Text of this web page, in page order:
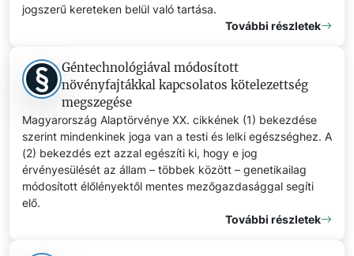
jogszerű kereteken belül való tartása.
További részletek
Géntechnológiával módosított
növényfajtákkal kapcsolatos kötelezettség
megszegése
Magyarország Alaptörvénye XX. cikkének (1) bekezdése
szerint mindenkinek joga van a testi és lelki egészséghez. A
(2) bekezdés ezt azzal egészíti ki, hogy e jog
érvényesülését az állam – többek között – genetikailag
módosított élőlényektől mentes mezőgazdasággal segíti
elő.
További részletek